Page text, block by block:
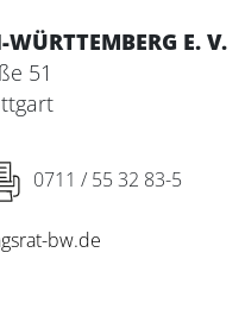
E. V.
51
0711 / 55 32 83-5
bw.de